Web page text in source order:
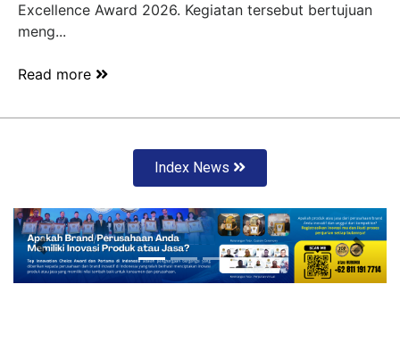
Excellence Award 2026. Kegiatan tersebut bertujuan
meng...
Read more
Index News
Previous Next